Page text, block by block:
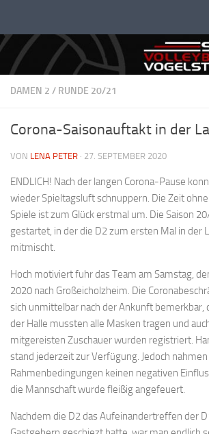
DAMEN 2 / RUNDE 20/21
Corona-Saisonauftakt in der
VON LENA PETER · 27. SEPTEMBER 2020
ENDLICH! Nach der langen Corona-Pause
wieder Spieltagsluft schnuppern. Die Zeit
Spiele ist zum Glück erstmal um. Die Saison
gestartet, in der die D2 zum ersten Mal in der
mitmischt.
Hoch motiviert fuhr das Team am Samstag,
2020 nach Großeicholzheim. Die
sich unmittelbar nach der Ankunft bemerkbar,
der Halle mussten alle Masken tragen und
mitgereisten Zuschauer wurden registriert.
stand jederzeit zur Verfügung. Jedoch nahmen
Rahmenbedingungen keinen negativen
die Mannschaft wurde fleißig angefeuert.
Nachdem die D2 das Aufeinandertreffen der